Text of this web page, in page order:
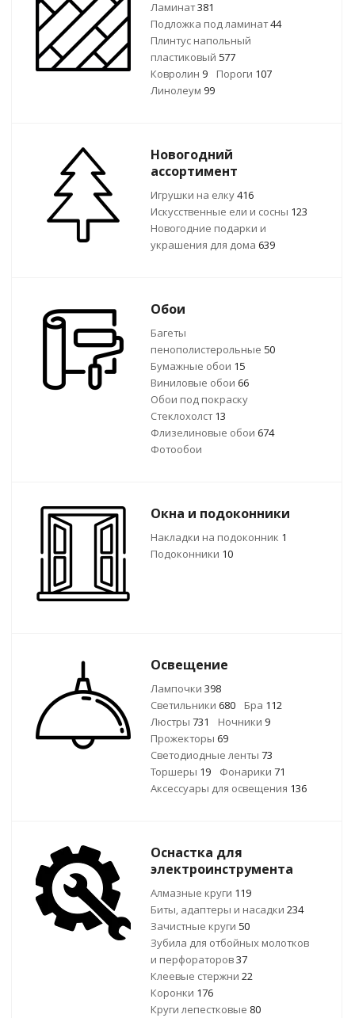
Ламинат381
Подложка под ламинат44
Плинтус напольный
пластиковый 577
Ковролин 9 Пороги 107
Линолеум 99
Новогодний
ассортимент
Игрушки на елку416
Искусственные ели и сосны 123
Новогодние подарки и
украшения для дома 639
Обои
Багеты
пенополистерольные 50
Бумажные обои 15
Виниловые обои 66
Обои под покраску
Стеклохолст13
Флизелиновые обои 674
Фотообои
Окна и подоконники
Накладки на подоконник 1
Подоконники 10
Освещение
Лампочки 398
Светильники 680 Бра 112
Люстры 731 Ночники 9
Прожекторы 69
Светодиодные ленты 73
Торшеры 19 Фонарики 71
Аксессуары для освещения 136
Оснастка для
электроинструмента
Алмазные круги 119
Биты, адаптеры и насадки 234
Зачистные круги 50
Зубила для отбойных молотков
и перфораторов37
Клеевые стержни 22
Коронки 176
Круги лепестковые 80